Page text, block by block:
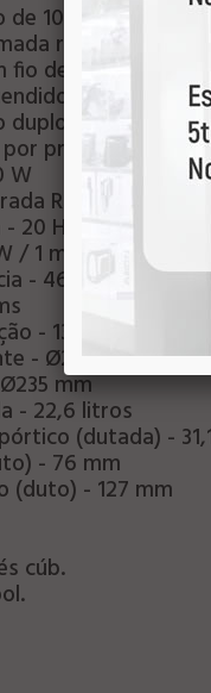
10 polegadas
reforçada com
de cobre em 4
e ventilado
duplo
pressão
W
RMS - 350 W
Hz a 125 Hz
/ 1 m)
- 46 Hz
- 139 mm
- Ø278 mm x 155
mm
- 22,6 litros
(dutada) -
- 76 mm
(duto) - 127 mm
cúb.